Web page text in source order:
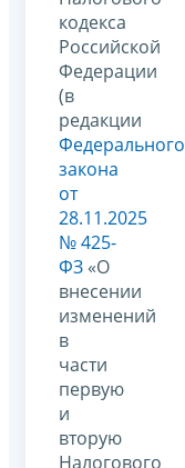
кодекса
Российской
Федерации
(в
редакции
Федерального
закона
от
28.11.2025
№ 425-
ФЗ «О
внесении
изменений
в
части
первую
и
вторую
Налогового